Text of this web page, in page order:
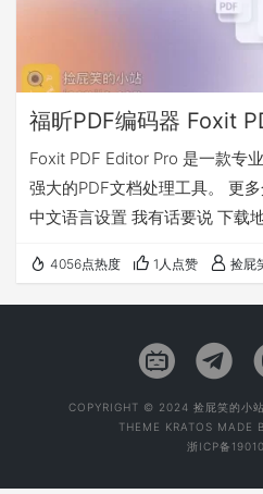
Foxit PDF Editor Pro 是一款专
强大的PDF文档处理工具。 更
中文语言设置 我有话要说 下载
4056点热度 1人点赞 捡屁
COPYRIGHT © 2024 捡屁笑的小
THEME KRATOS MADE
浙ICP备